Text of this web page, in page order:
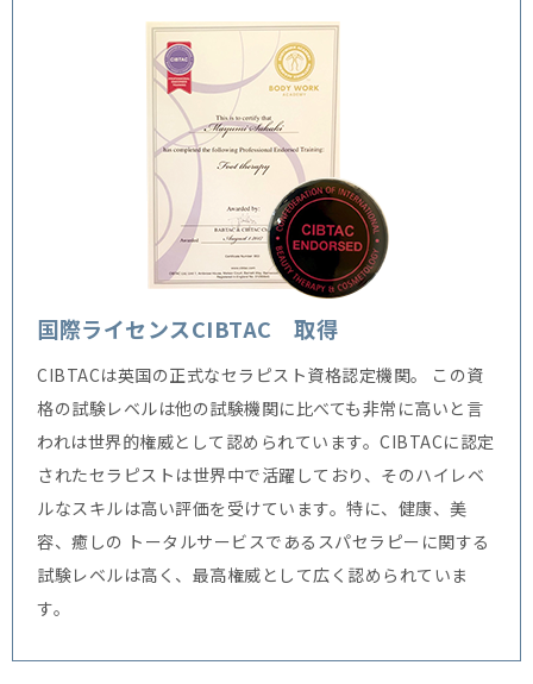
国際ライセンスCIBTAC 取得
CIBTACは英国の正式なセラピスト資格認定機関。
この資
格の試験レベルは他の試験機関に比べても非常に高いと言
われは世界的権威として認められています。CIBTACに認定
されたセラピストは世界中で活躍しており、そのハイレベ
ルなスキルは高い評価を受けています。特に、健康、美
容、癒しの トータルサービスであるスパセラピーに関する
試験レベルは高く、最高権威として広く認められていま
す。